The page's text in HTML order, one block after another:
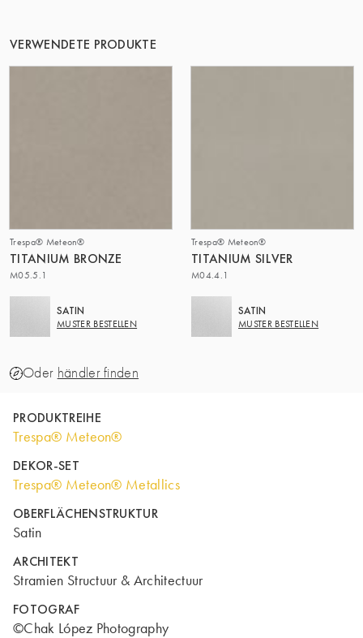
VERWENDETE PRODUKTE
Trespa® Meteon®
TITANIUM BRONZE
M05.5.1
SATIN
MUSTER BESTELLEN
Trespa® Meteon®
TITANIUM SILVER
M04.4.1
SATIN
MUSTER BESTELLEN
Oder händler finden
PRODUKTREIHE
Trespa® Meteon®
DEKOR-SET
Trespa® Meteon® Metallics
OBERFLÄCHENSTRUKTUR
Satin
ARCHITEKT
Stramien Structuur & Architectuur
FOTOGRAF
©Chak López Photography